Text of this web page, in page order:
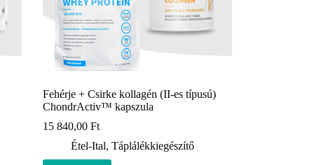
Fehérje + Csirke kollagén (II-es típusú)
ChondrActiv™ kapszula
15 840,00 Ft
Étel-Ital, Táplálékkiegészítő